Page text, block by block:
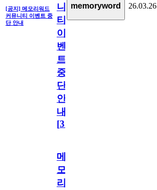
[공지] 메모리워드
커뮤니티 이벤트 중
단 안내
니
티
이
벤
트
중
단
안
내
[31
memoryword 26.03.26
메
모
리